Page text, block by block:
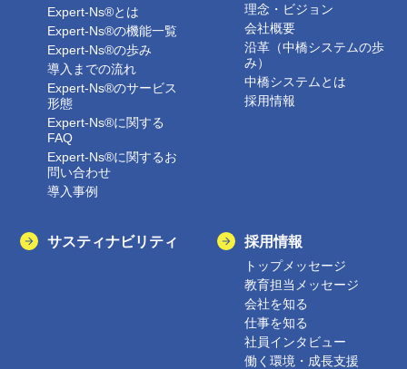
Expert-Ns®とは
Expert-Ns®の機能一覧
Expert-Ns®の歩み
導入までの流れ
Expert-Ns®のサービス
形態
Expert-Ns®に関する
FAQ
Expert-Ns®に関するお
問い合わせ
導入事例
理念・ビジョン
会社概要
沿革（中橋システムの歩
み）
中橋システムとは
採用情報
サスティナビリティ 採用情報
トップメッセージ
教育担当メッセージ
会社を知る
仕事を知る
社員インタビュー
働く環境・成長支援